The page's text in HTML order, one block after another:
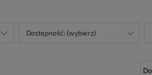
Dostępność: (wybierz)